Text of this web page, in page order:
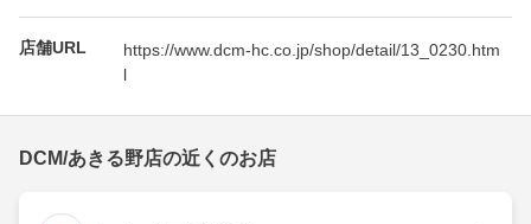
店舗URL
https://www.dcm-hc.co.jp/shop/detail/13_0230.htm
l
DCM/あきる野店の近くのお店